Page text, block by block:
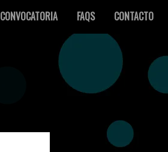
CONVOCATORIA FAQS CONTACTO